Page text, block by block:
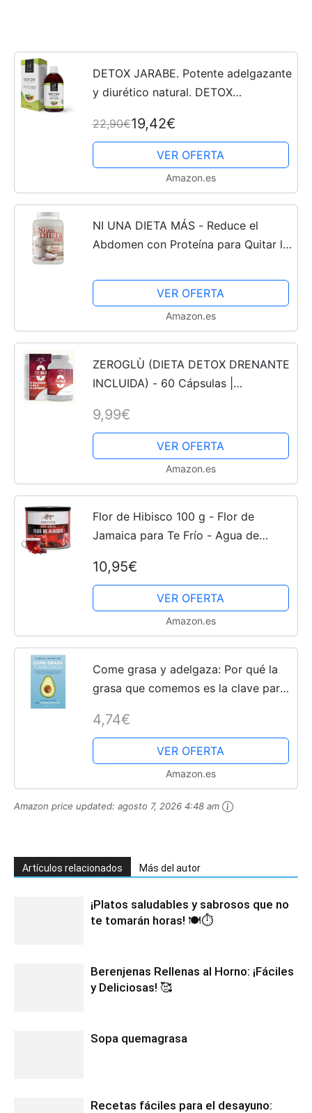
DETOX JARABE. Potente adelgazante
y diurético natural. DETOX
rojos. 500ml. NATNATURA HEALTH &
BEAUTY, 100% vegano y sin...
22,90€19,42€
VER OFERTA
Amazon.es
NI UNA DIETA MÁS - Reduce el
Abdomen con Proteína para Quitar la
Adultos) sabor Vainilla
VER OFERTA
Amazon.es
ZEROGLÙ (DIETA DETOX DRENANTE
INCLUIDA) - 60 Cápsulas |
Adelgazar | Reduce la acumulación
de Azúcares para el Control de Peso,
con...
9,99€
VER OFERTA
Amazon.es
Flor de Hibisco 100 g - Flor de
Jamaica para Te Frío - Agua de
Dieta Detox Drenante - Antioxidante
100% natural
10,95€
VER OFERTA
Amazon.es
Come grasa y adelgaza: Por qué la
grasa que comemos es la clave para
4,74€
VER OFERTA
Amazon.es
Amazon price updated: agosto 7, 2026 4:48 am
Artículos relacionados Más del autor
¡Platos saludables y sabrosos que no
te tomarán horas! 🍽️⏱️
Berenjenas Rellenas al Horno: ¡Fáciles
y Deliciosas! 🥰
Sopa quemagrasa
Recetas fáciles para el desayuno: